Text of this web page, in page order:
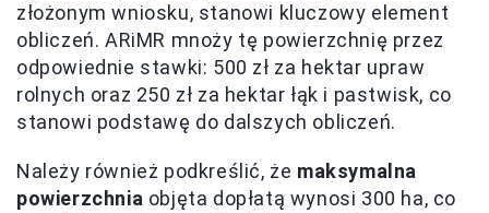
złożonym wniosku, stanowi kluczowy element
obliczeń. ARiMR mnoży tę powierzchnię przez
odpowiednie stawki: 500 zł za hektar upraw
rolnych oraz 250 zł za hektar łąk i pastwisk, co
stanowi podstawę do dalszych obliczeń.
Należy również podkreślić, że maksymalna
powierzchnia objęta dopłatą wynosi 300 ha, co